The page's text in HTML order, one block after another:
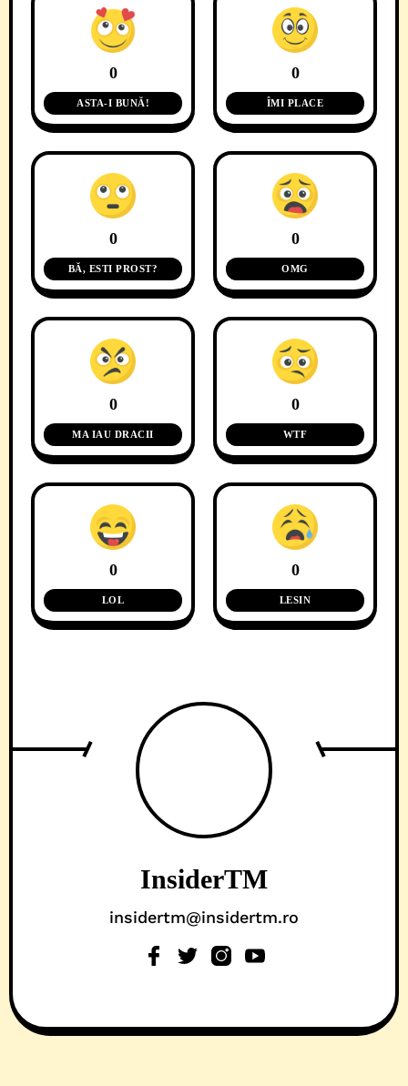
0
ASTA-I BUNĂ!
0
ÎMI PLACE
0
BĂ, ESTI PROST?
0
OMG
0
MA IAU DRACII
0
WTF
0
LOL
0
LESIN
InsiderTM
insidertm@insidertm.ro